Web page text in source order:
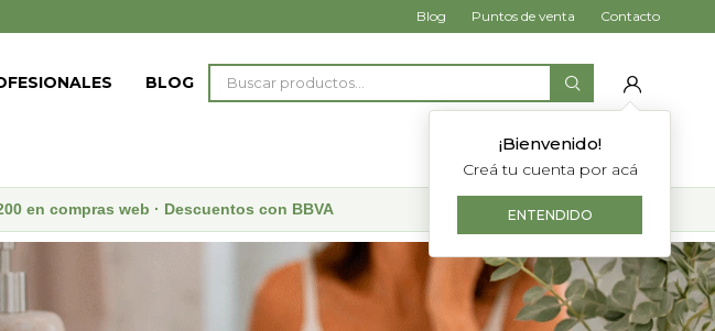
BLOG
¡Bienvenido!
Creá tu cuenta por acá
ENTENDIDO
Blog Puntos de venta Contacto
en compras web · Descuentos con BBVA